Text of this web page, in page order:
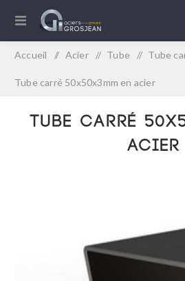
Accueil / Acier / Tube / Tube
Tube carré 50x50x3mm en acier
Tube carré
acier